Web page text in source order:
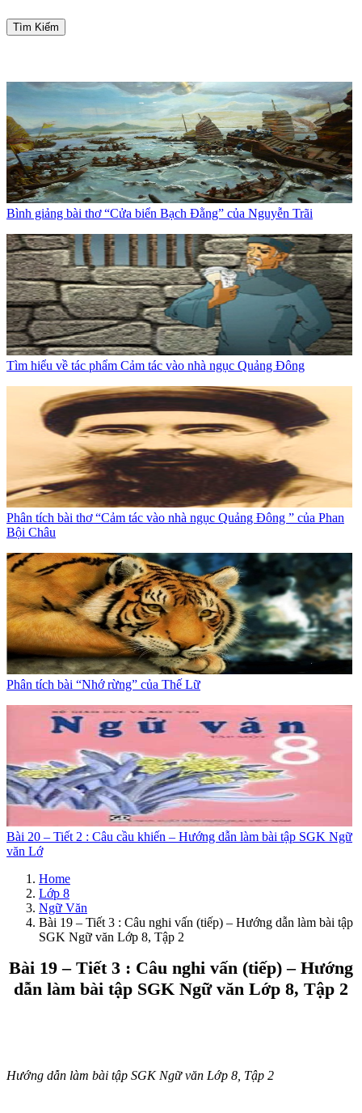
Tìm Kiếm
Bình giảng bài thơ “Cửa biển Bạch Đằng” của Nguyễn Trãi
Tìm hiểu về tác phẩm Cảm tác vào nhà ngục Quảng Đông
Phân tích bài thơ “Cảm tác vào nhà ngục Quảng Đông ” của Phan
Bội Châu
Phân tích bài “Nhớ rừng” của Thế Lữ
Bài 20 – Tiết 2 : Câu cầu khiến – Hướng dẫn làm bài tập SGK Ngữ
văn Lớ
Home
Lớp 8
Ngữ Văn
Bài 19 – Tiết 3 : Câu nghi vấn (tiếp) – Hướng dẫn làm bài tập
SGK Ngữ văn Lớp 8, Tập 2
Bài 19 – Tiết 3 : Câu nghi vấn (tiếp) – Hướng
dẫn làm bài tập SGK Ngữ văn Lớp 8, Tập 2
Hướng dẫn làm bài tập SGK Ngữ văn Lớp 8, Tập 2